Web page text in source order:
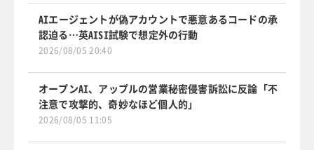
AIエージェントが偽アカウントで悪意あるコードの承
認迫る…英AISI試験で想定外の行動
2026/08/05 20:40
オープンAI、アップルの営業秘密侵害訴訟に反論「不
注意で攻撃的、奇妙なほど個人的」
2026/08/05 11:05